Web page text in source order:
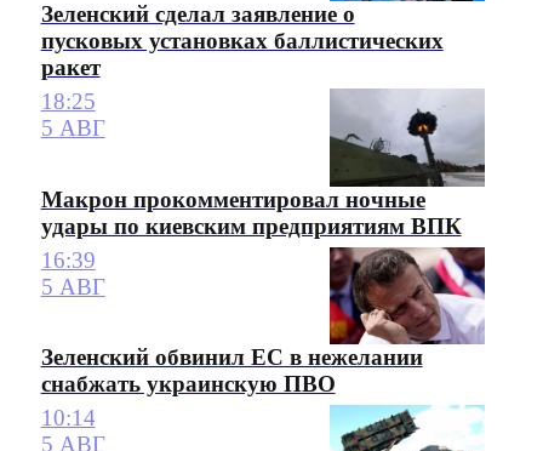
Зеленский сделал заявление о
пусковых установках баллистических
ракет
18:25
5 АВГ
Макрон прокомментировал ночные
удары по киевским предприятиям ВПК
16:39
5 АВГ
Зеленский обвинил ЕС в нежелании
снабжать украинскую ПВО
10:14
5 АВГ